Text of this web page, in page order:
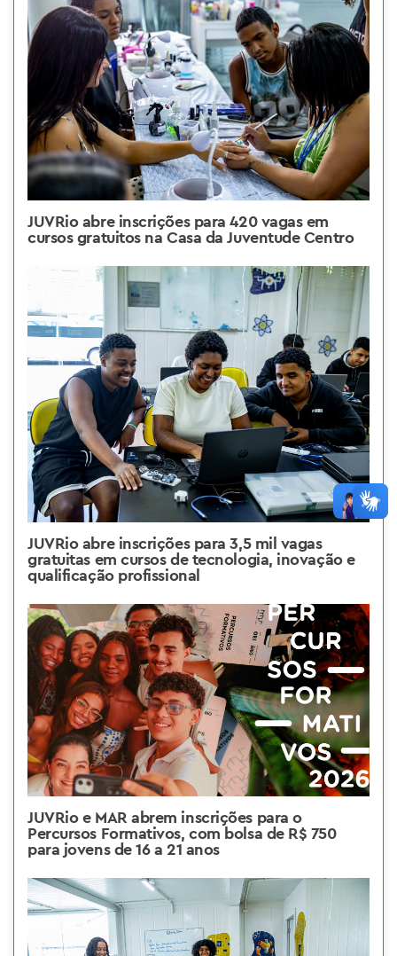
JUVRio abre inscrições para 420 vagas em
cursos gratuitos na Casa da Juventude Centro
JUVRio abre inscrições para 3,5 mil vagas
gratuitas em cursos de tecnologia, inovação e
qualificação profissional
JUVRio e MAR abrem inscrições para o
Percursos Formativos, com bolsa de R$ 750
para jovens de 16 a 21 anos